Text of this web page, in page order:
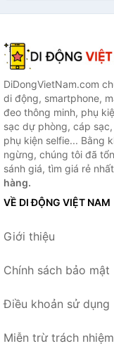
DiDongVietNam.com
di động, smartphone,
đeo thông minh, phụ
sạc dự phòng, cáp
phụ kiện selfie... Bằng
ngừng, chúng tôi đã
sánh giá, tìm giá rẻ
hàng.
VỀ DI ĐỘNG VIỆT NAM
Giới thiệu
Chính sách bảo mật
Điều khoản sử dụng
Miễn trừ trách nhiệm